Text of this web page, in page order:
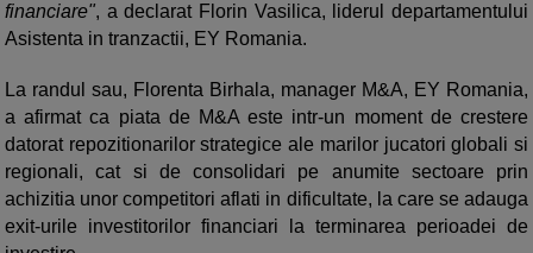
financiare", a declarat Florin Vasilica, liderul departamentului
Asistenta in tranzactii, EY Romania.
La randul sau, Florenta Birhala, manager M&A, EY Romania,
a afirmat ca piata de M&A este intr-un moment de crestere
datorat repozitionarilor strategice ale marilor jucatori globali si
regionali, cat si de consolidari pe anumite sectoare prin
achizitia unor competitori aflati in dificultate, la care se adauga
exit-urile investitorilor financiari la terminarea perioadei de